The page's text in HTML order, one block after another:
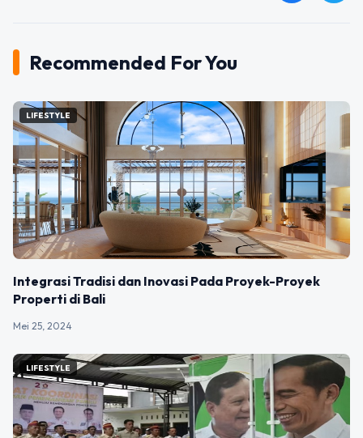
Recommended For You
LIFESTYLE
Integrasi Tradisi dan Inovasi Pada Proyek-Proyek
Properti di Bali
Mei 25, 2024
LIFESTYLE